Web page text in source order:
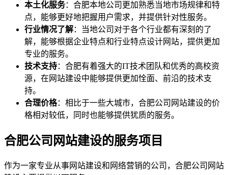
本土化服务：合肥本地公司更加熟悉当地市场规律和特
点，能够更好地把握用户需求，并提供针对性服务。
行业情况了解：当地公司对于各个行业都有深刻的了
解，能够根据企业特点和行业特点设计网站，提供更加
专业的服务。
技术支持：合肥有着强大的IT技术团队和优秀的高校资
源，在网站建设中能够提供更加恮面、前沿的技术支
持。
合理价格：相比于一些大城市，合肥公司网站建设的价
格相对较低，同时也能够提供犹质的服务。
合肥公司网站建设的服务项目
作为一家专业从事网站建设和网络营销的公司，合肥公司网站